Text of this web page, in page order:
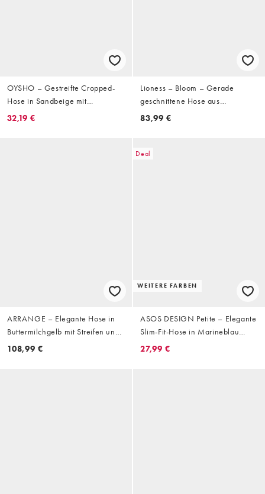
OYSHO – Gestreifte Cropped-
Hose in Sandbeige mit
Bundfalten und weitem Bein
32,19 €
Lioness – Bloom – Gerade
geschnittene Hose aus
Baumwollmix in gestreiftem
83,99 €
ARRANGE – Elegante Hose in
Buttermilchgelb mit Streifen und
abgerundetem Beinschnitt,
108,99 €
Deal
WEITERE FARBEN
ASOS DESIGN Petite – Elegante
Slim-Fit-Hose in Marineblau
gestreift mit geradem Schnitt
27,99 €